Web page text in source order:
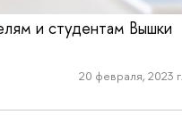
и студентам Вышки
20 февраля, 2023 г.